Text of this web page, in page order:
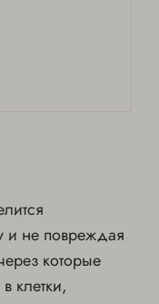
и не повреждая
которые
клетки,